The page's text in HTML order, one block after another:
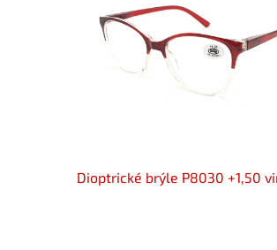
Dioptrické brýle P8030 +1,50